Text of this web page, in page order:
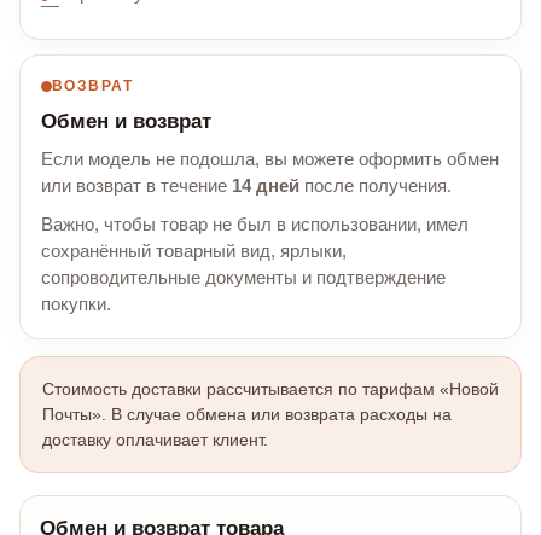
ВОЗВРАТ
Обмен и возврат
Если модель не подошла, вы можете оформить обмен
или возврат в течение 14 дней после получения.
Важно, чтобы товар не был в использовании, имел
сохранённый товарный вид, ярлыки,
сопроводительные документы и подтверждение
покупки.
Стоимость доставки рассчитывается по тарифам «Новой
Почты». В случае обмена или возврата расходы на
доставку оплачивает клиент.
Обмен и возврат товара